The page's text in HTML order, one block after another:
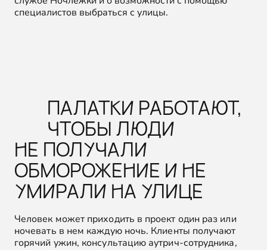
специалистов выбраться с улицы.
ПАЛАТКИ РАБОТАЮТ,
ЧТОБЫ ЛЮДИ
НЕ ПОЛУЧАЛИ
ОБМОРОЖЕНИЕ И НЕ
УМИРАЛИ НА УЛИЦЕ
Человек может приходить в проект один раз или
ночевать в нем каждую ночь. Клиенты получают
горячий ужин, консультацию аутрич-сотрудника,